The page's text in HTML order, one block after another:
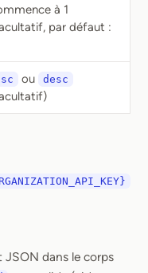
à 1
par défaut :
ou desc
JSON dans le corps